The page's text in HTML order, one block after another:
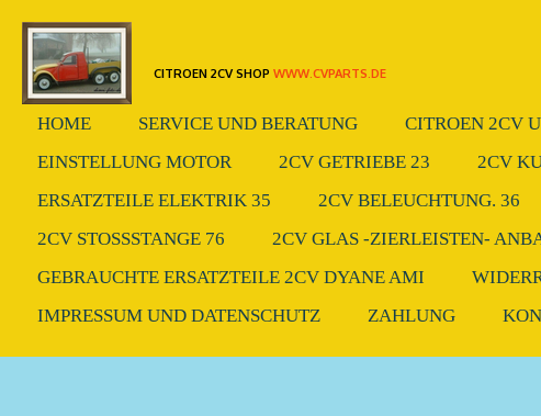
Zum
Hauptinhalt
springen
CITROEN 2CV SHOP WWW.CVPARTS.DE
HOME SERVICE UND BERATUNG CITROEN 2CV
EINSTELLUNG MOTOR
2CV GETRIEBE 23 2CV
ERSATZTEILE ELEKTRIK 35
2CV BELEUCHTUNG. 36
2CV STOSSSTANGE 76
2CV GLAS -ZIERLEISTEN-
GEBRAUCHTE ERSATZTEILE 2CV DYANE AMI
IMPRESSUM UND DATENSCHUTZ
ZAHLUNG